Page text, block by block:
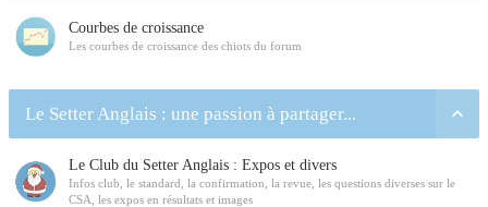
Courbes de croissance
Les courbes de croissance des chiots du forum
Le Setter Anglais : une passion à partager...
Le Club du Setter Anglais : Expos et divers
Infos club, le standard, la confirmation, la revue, les questions diverses sur le
CSA, les expos en résultats et images